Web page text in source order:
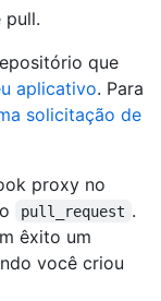
pull.
que
aplicativo. Para
solicitação de
proxy no
pull_request .
êxito um
você criou